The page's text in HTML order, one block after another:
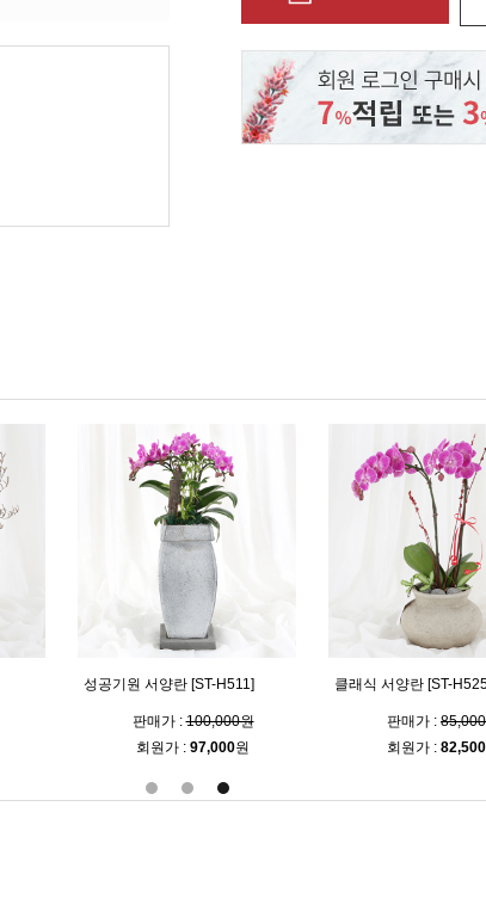
성공기원 서양란 [ST-H511]
판매가 :100,000원
회원가 : 97,000원
클래식 서양란 [ST-
판매가 :
회원가 : 82,500